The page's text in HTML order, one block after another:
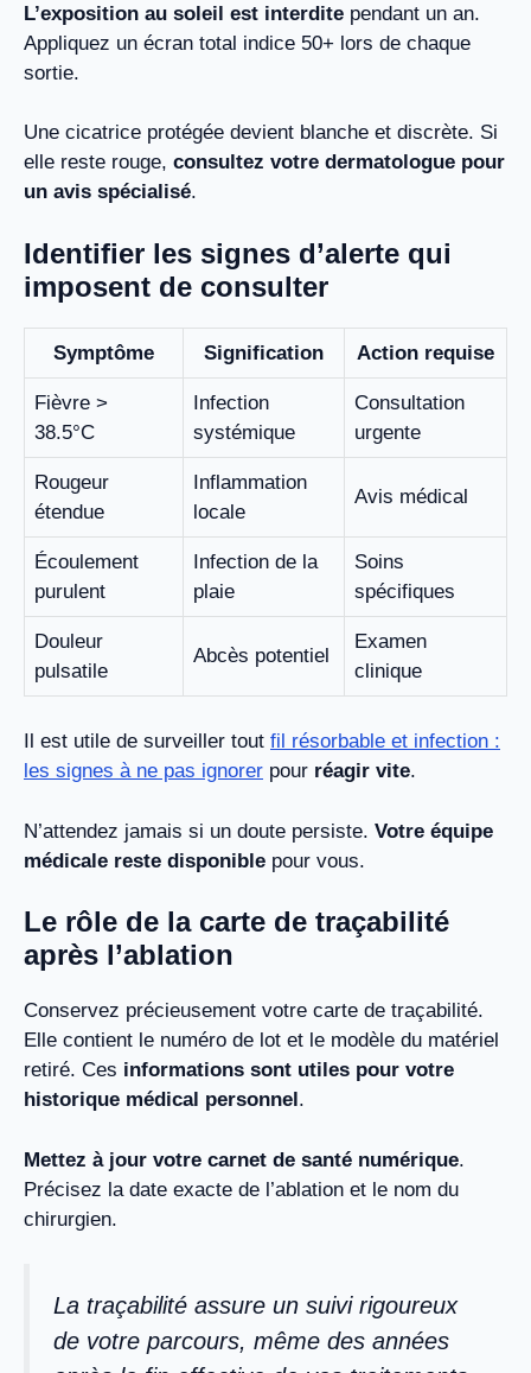
L’exposition au soleil est interdite pendant un an.
Appliquez un écran total indice 50+ lors de chaque
sortie.
Une cicatrice protégée devient blanche et discrète. Si
elle reste rouge, consultez votre dermatologue pour
un avis spécialisé.
Identifier les signes d’alerte qui
imposent de consulter
Symptôme Signification Action requise
Fièvre >
38.5°C
Infection
systémique
Consultation
urgente
Rougeur
étendue
Inflammation
locale
Avis médical
Écoulement
purulent
Infection de la
plaie
Soins
spécifiques
Douleur
pulsatile
Abcès potentiel
Examen
clinique
Il est utile de surveiller tout fil résorbable et infection :
les signes à ne pas ignorer pour réagir vite.
N’attendez jamais si un doute persiste. Votre équipe
médicale reste disponible pour vous.
Le rôle de la carte de traçabilité
après l’ablation
Conservez précieusement votre carte de traçabilité.
Elle contient le numéro de lot et le modèle du matériel
retiré. Ces informations sont utiles pour votre
historique médical personnel .
Mettez à jour votre carnet de santé numérique.
Précisez la date exacte de l’ablation et le nom du
chirurgien.
La traçabilité assure un suivi rigoureux
de votre parcours, même des années